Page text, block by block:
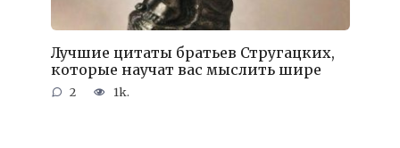
Лучшие цитаты братьев Стругацких,
которые научат вас мыслить шире
2 1k.